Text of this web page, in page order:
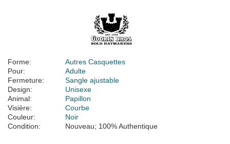
Forme:
Autres Casquettes
Pour:
Adulte
Fermeture:
Sangle ajustable
Design:
Unisexe
Animal:
Papillon
Visière:
Courbe
Couleur:
Noir
Condition:
Nouveau; 100% Authentique